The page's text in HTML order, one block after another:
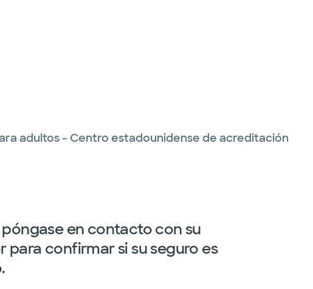
adultos - Centro estadounidense de acreditación
póngase en contacto con su
para confirmar si su seguro es